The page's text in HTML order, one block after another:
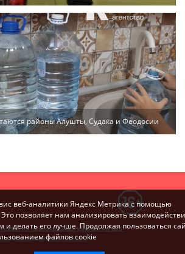
районы Алушты, Судака и Феодосии
персональных данных на веб-
«Крымская газета».
веб-аналитики Яндекс Метрика с помощью
Это позволяет нам анализировать
и делать его лучше. Продолжая пользоваться
файлов cookie